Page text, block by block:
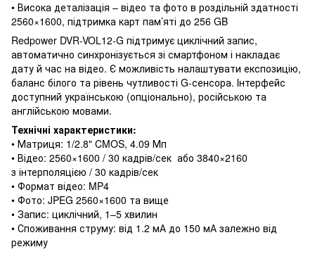
• Висока деталізація – відео та фото в роздільній здатності
2560×1600, підтримка карт пам’яті до 256 GB
Redpower DVR-VOL12-G підтримує циклічний запис,
автоматично синхронізується зі смартфоном і накладає
дату й час на відео. Є можливість налаштувати експозицію,
баланс білого та рівень чутливості G-сенсора. Інтерфейс
доступний українською (опціонально), російською та
англійською мовами.
Технічні характеристики:
• Матриця: 1/2.8" CMOS, 4.09 Мп
• Відео: 2560×1600 / 30 кадрів/сек або 3840×2160
з інтерполяцією / 30 кадрів/сек
• Формат відео: MP4
• Фото: JPEG 2560×1600 та вище
• Запис: циклічний, 1–5 хвилин
• Споживання струму: від 1.2 мА до 150 мА залежно від
режиму